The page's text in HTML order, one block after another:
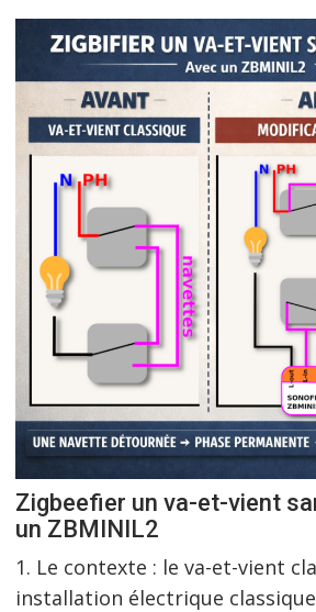
Zigbeefier un va-et-vient
un ZBMINIL2
1. Le contexte : le va-et-vient
installation électrique